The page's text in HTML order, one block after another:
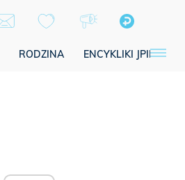
RODZINA ENCYKLIKI JPII